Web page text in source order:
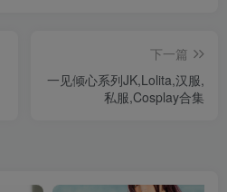
下一篇
一见倾心系列JK,Lolita,汉服,
私服,Cosplay合集